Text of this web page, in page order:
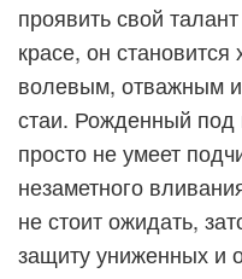
проявить свой
красе, он
волевым, отважным
стаи. Рожденный
просто не умеет
незаметного
не стоит ожидать,
защиту униженных и